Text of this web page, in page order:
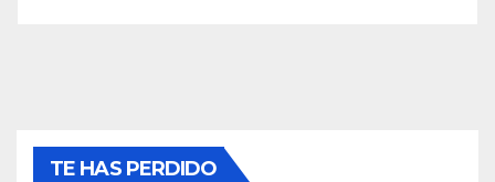
TE HAS PERDIDO